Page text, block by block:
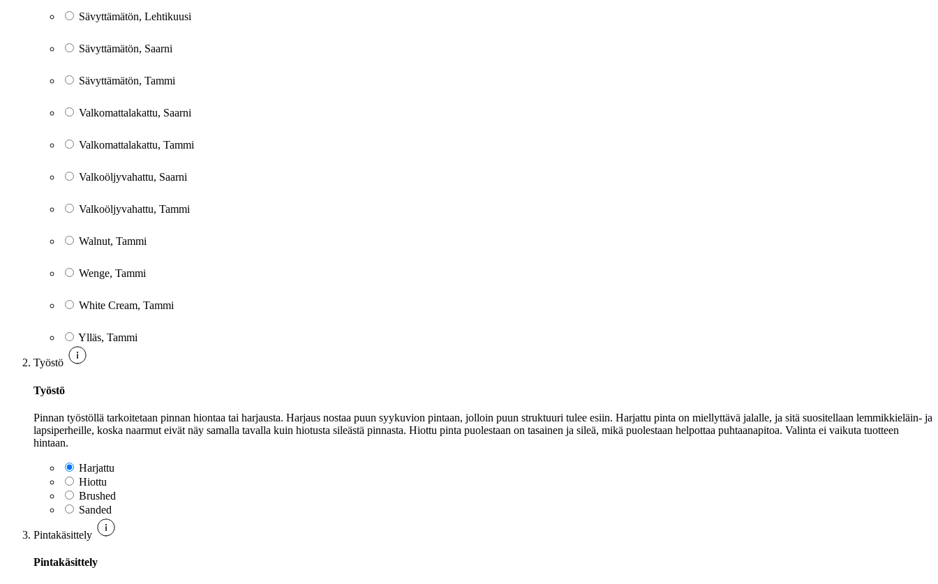
Sävyttämätön, Lehtikuusi
Sävyttämätön, Saarni
Sävyttämätön, Tammi
Valkomattalakattu, Saarni
Valkomattalakattu, Tammi
Valkoöljyvahattu, Saarni
Valkoöljyvahattu, Tammi
Walnut, Tammi
Wenge, Tammi
White Cream, Tammi
Ylläs, Tammi
Työstö
Työstö
Pinnan työstöllä tarkoitetaan pinnan hiontaa tai harjausta. Harjaus nostaa puun syykuvion pintaan, jolloin puun struktuuri tulee esiin. Harjattu pinta on miellyttävä jalalle, ja sitä suositellaan lemmikkieläin- ja
lapsiperheille, koska naarmut eivät näy samalla tavalla kuin hiotusta sileästä pinnasta. Hiottu pinta puolestaan on tasainen ja sileä, mikä puolestaan helpottaa puhtaanapitoa. Valinta ei vaikuta tuotteen
hintaan.
Harjattu
Hiottu
Brushed
Sanded
Pintakäsittely
Pintakäsittely